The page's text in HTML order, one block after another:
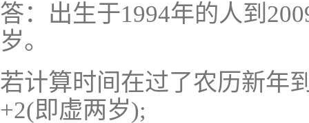
答：出生于1994年的人到
岁。
若计算时间在过了农历新年
+2(即虚两岁);